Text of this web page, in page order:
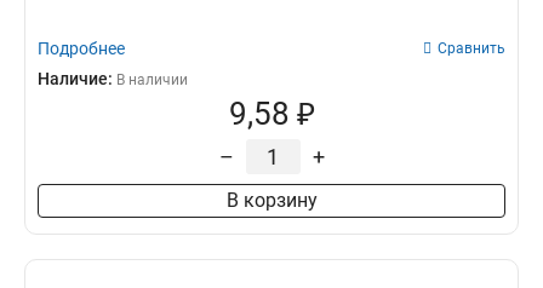
Подробнее Сравнить
Наличие: В наличии
9,58 ₽
– +
В корзину